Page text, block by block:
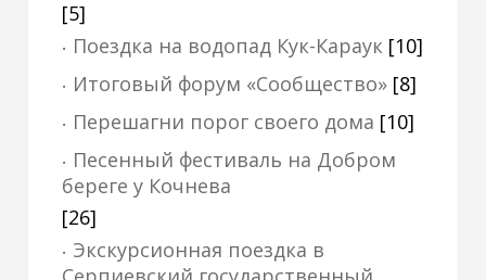
[5]
Поездка на водопад Кук-Караук [10]
Итоговый форум «Сообщество» [8]
Перешагни порог своего дома [10]
Песенный фестиваль на Добром
береге у Кочнева
[26]
Экскурсионная поездка в